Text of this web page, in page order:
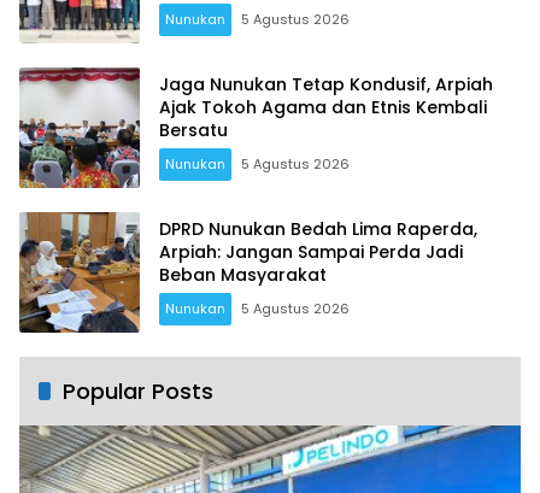
Nunukan 5 Agustus 2026
Jaga Nunukan Tetap Kondusif, Arpiah
Ajak Tokoh Agama dan Etnis Kembali
Bersatu
Nunukan 5 Agustus 2026
DPRD Nunukan Bedah Lima Raperda,
Arpiah: Jangan Sampai Perda Jadi
Beban Masyarakat
Nunukan 5 Agustus 2026
Popular Posts